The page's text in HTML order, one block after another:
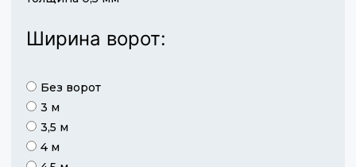
Ширина ворот:
Без ворот
3 м
3,5 м
4 м